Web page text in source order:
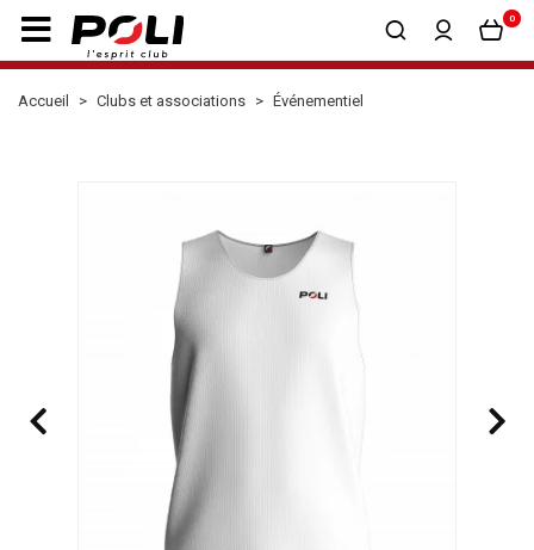
0
Accueil Clubs et associations Événementiel